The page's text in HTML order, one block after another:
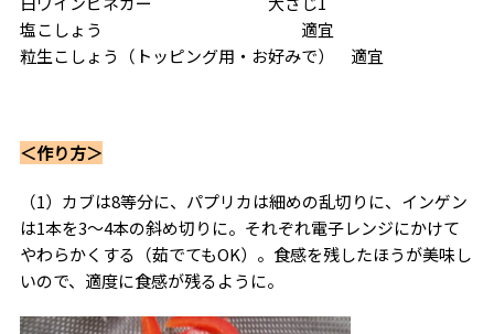
塩こしょう 適宜
粒生こしょう（トッピング用・お好みで） 適宜
＜作り方＞
（1）カブは8等分に、パプリカは細めの乱切りに、インゲン
は1本を3～4本の斜め切りに。それぞれ電子レンジにかけて
やわらかくする（茹でてもOK）。食感を残したほうが美味し
いので、適度に食感が残るように。